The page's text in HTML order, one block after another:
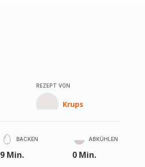
REZEPT VON
Krups
BACKEN
9 Min.
ABKÜHLEN
0 Min.